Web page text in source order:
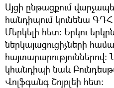
Այցի ընթացքում
հանդիպում կունենա
Մերկելի հետ: Երկու
ներկայացուցիչների
հայտարարություններով:
կհանդիպի նաև
Վոլֆգանգ Շոյբլեի հետ: